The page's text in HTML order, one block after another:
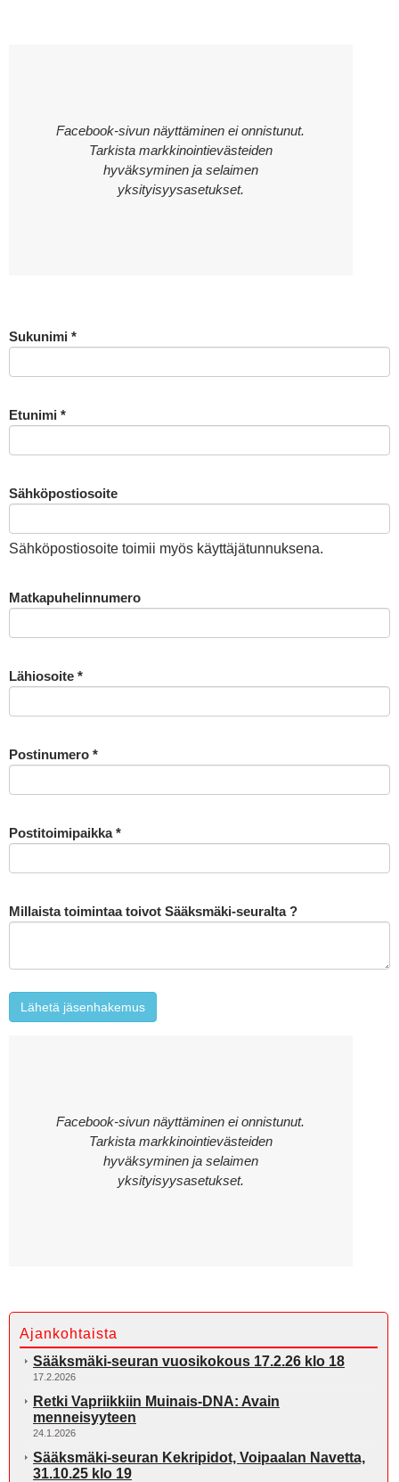
Facebook-sivun näyttäminen ei onnistunut.
Tarkista markkinointievästeiden
hyväksyminen ja selaimen
yksityisyysasetukset.
Sukunimi *
Etunimi *
Sähköpostiosoite
Sähköpostiosoite toimii myös käyttäjätunnuksena.
Matkapuhelinnumero
Lähiosoite *
Postinumero *
Postitoimipaikka *
Millaista toimintaa toivot Sääksmäki-seuralta ?
Lähetä jäsenhakemus
Facebook-sivun näyttäminen ei onnistunut.
Tarkista markkinointievästeiden
hyväksyminen ja selaimen
yksityisyysasetukset.
Ajankohtaista
Sääksmäki-seuran vuosikokous 17.2.26 klo 18
17.2.2026
Retki Vapriikkiin Muinais-DNA: Avain
menneisyyteen
24.1.2026
Sääksmäki-seuran Kekripidot, Voipaalan Navetta,
31.10.25 klo 19